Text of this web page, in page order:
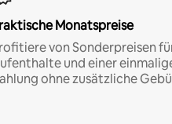
Monatspreise
von Sonderpreisen
und einer
ohne zusätzliche